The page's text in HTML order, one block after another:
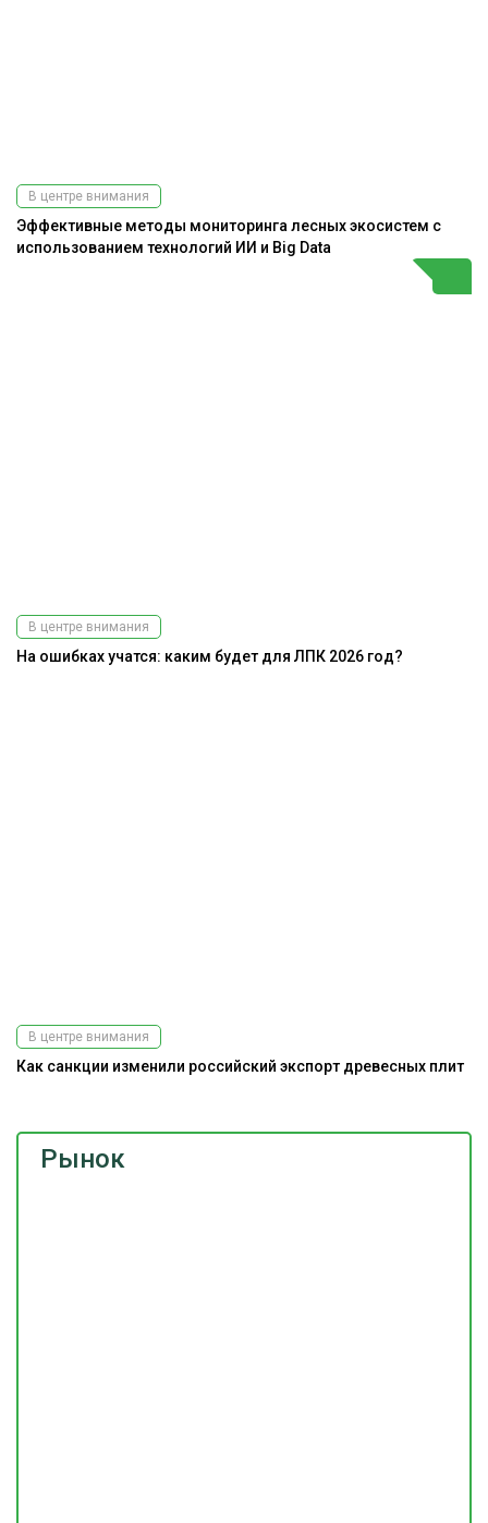
Рынок
В центре внимания
Эффективные методы мониторинга лесных экосистем с
использованием технологий ИИ и Big Data
В центре внимания
На ошибках учатся: каким будет для ЛПК 2026 год?
В центре внимания
Как санкции изменили российский экспорт древесных плит